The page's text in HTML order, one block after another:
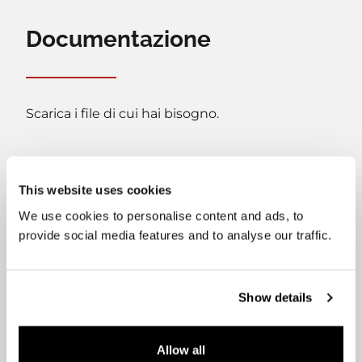
This website uses cookies
We use cookies to personalise content and ads, to
provide social media features and to analyse our traffic.
Show details
Allow all
Documentazione
Scarica i file di cui hai bisogno.
Manuale d'uso Manuale d'installazione